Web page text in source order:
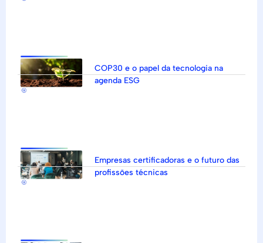
COP30 e o papel da tecnologia na
agenda ESG
Empresas certificadoras e o futuro das
profissões técnicas